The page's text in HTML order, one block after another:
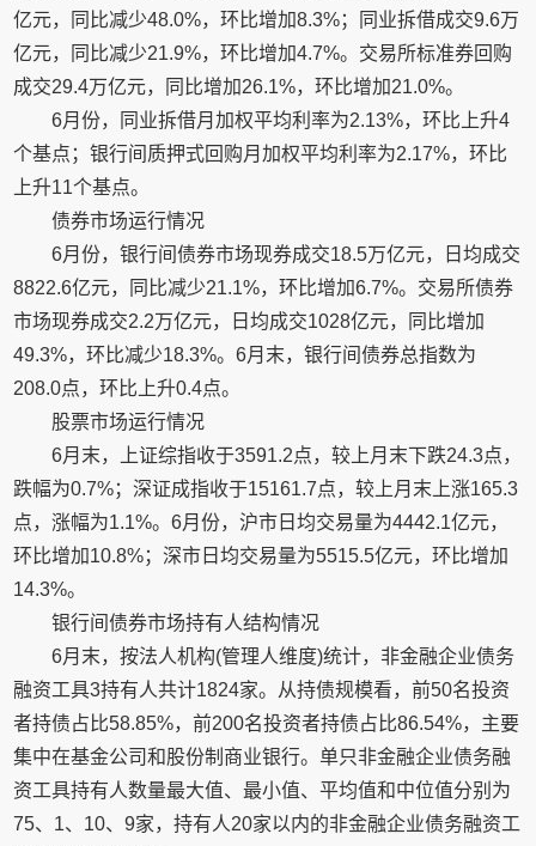
亿元，同比减少48.0%，环比增加8.3%；同业拆借成交9.6万
亿元，同比减少21.9%，环比增加4.7%。交易所标准券回购
成交29.4万亿元，同比增加26.1%，环比增加21.0%。
6月份，同业拆借月加权平均利率为2.13%，环比上升4
个基点；银行间质押式回购月加权平均利率为2.17%，环比
上升11个基点。
债券市场运行情况
6月份，银行间债券市场现券成交18.5万亿元，日均成交
8822.6亿元，同比减少21.1%，环比增加6.7%。交易所债券
市场现券成交2.2万亿元，日均成交1028亿元，同比增加
49.3%，环比减少18.3%。6月末，银行间债券总指数为
208.0点，环比上升0.4点。
股票市场运行情况
6月末，上证综指收于3591.2点，较上月末下跌24.3点，
跌幅为0.7%；深证成指收于15161.7点，较上月末上涨165.3
点，涨幅为1.1%。6月份，沪市日均交易量为4442.1亿元，
环比增加10.8%；深市日均交易量为5515.5亿元，环比增加
14.3%。
银行间债券市场持有人结构情况
6月末，按法人机构(管理人维度)统计，非金融企业债务
融资工具3持有人共计1824家。从持债规模看，前50名投资
者持债占比58.85%，前200名投资者持债占比86.54%，主要
集中在基金公司和股份制商业银行。单只非金融企业债务融
资工具持有人数量最大值、最小值、平均值和中位值分别为
75、1、10、9家，持有人20家以内的非金融企业债务融资工